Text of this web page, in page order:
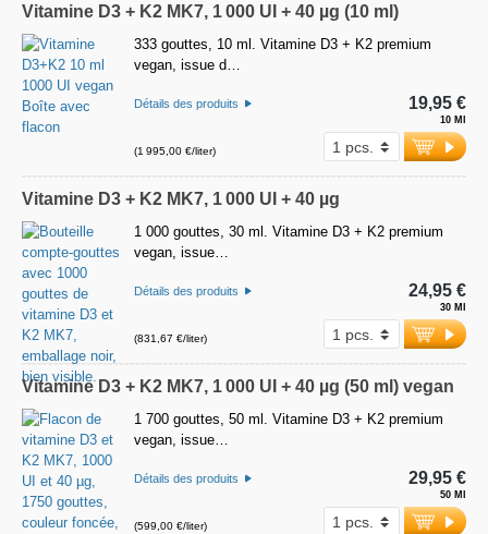
Vitamine D3 + K2 MK7, 1 000 UI + 40 µg (10 ml)
333 gouttes, 10 ml. Vitamine D3 + K2 premium
vegan, issue d…
Détails des produits
(1 995,00 €/liter)
10 Ml
19,95 €
Vitamine D3 + K2 MK7, 1 000 UI + 40 µg
1 000 gouttes, 30 ml. Vitamine D3 + K2 premium
vegan, issue…
Détails des produits
(831,67 €/liter)
30 Ml
24,95 €
Vitamine D3 + K2 MK7, 1 000 UI + 40 µg (50 ml) vegan
1 700 gouttes, 50 ml. Vitamine D3 + K2 premium
vegan, issue…
Détails des produits
(599,00 €/liter)
50 Ml
29,95 €